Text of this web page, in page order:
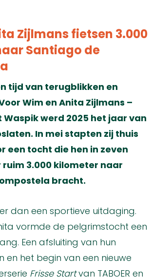
Zijlmans fietsen 3.000
Santiago de
tijd van terugblikken en
Wim en Anita Zijlmans –
Waspik werd 2025 het jaar van
In mei stapten zij thuis
een tocht die hen in zeven
ruim 3.000 kilometer naar
bracht.
dan een sportieve uitdaging.
vormde de pelgrimstocht een
Een afsluiting van hun
en het begin van een nieuwe
Frisse Startvan TABOER en